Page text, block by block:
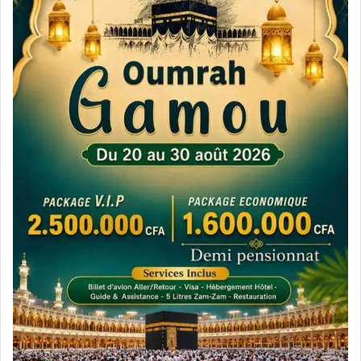
استثمارية هائلة في قطاعات حيوية وإستراتيجية
مهمة لدولة الإمارات مثل الطاقة المتجددة والزراعة
والخدمات اللوجستية، ومعروف أن لأفريقيا طبيعتها
الخاصة، وتحالفات دولها واقتصادها الصاعد،
وسياسات الدول الأوروبية تؤثر عادة سلباً على دول
القارة خاصة الإستراتيجية منها ، والتي تحتوي على
ثروات طبيعية هائلة.وتسعى دولة الإمارات لتوطيد
أواصر التعاون الاقتصادي والتجاري والاستثماري مع
قارة أفريقيا، خصوصاً أن هناك رؤى مشتركة بين
الجانبين لتحقيق التنمية المستدامة عبر مشاريع تخاطب
المستقبل.
و خلال السنوات القليلة الماضية أظهرت الإمارات
اهتماماً ونفوذاً في أفريقيا من خلال التحالفات
السياسية، ودبلوماسية المساعدات، والاستثمارات،
وعقود بناء الموانئ، حيث أصبحت الاستثمارات
الإماراتية في أفريقيا أو أي دولة في العالم مصدر
ترحيب من الأفارقة.